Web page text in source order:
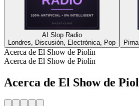
AI Slop Radio
Londres, Discusión, Electrónica, Pop
Acerca de El Show de Piolín
Acerca de El Show de Piolín
Acerca de El Show de